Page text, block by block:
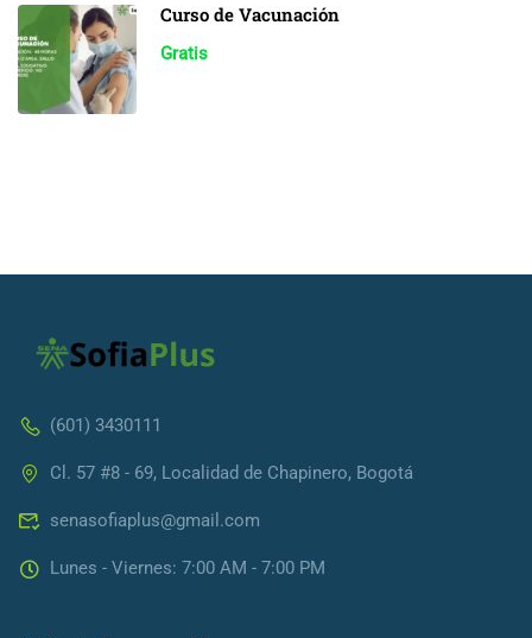
Curso de Vacunación
Gratis
(601) 3430111
Cl. 57 #8 - 69, Localidad de Chapinero, Bogotá
senasofiaplus@gmail.com
Lunes - Viernes: 7:00 AM - 7:00 PM